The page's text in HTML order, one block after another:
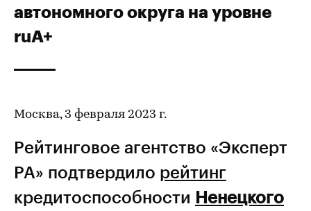
автономного округа на уровне
ruA+
Москва, 3 февраля 2023 г.
Рейтинговое агентство «Эксперт
РА» подтвердило рейтинг
кредитоспособности Ненецкого